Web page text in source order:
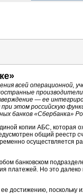
всей операционной,
— ее
этом российскую
банков «Сбербанка»
копии АБС, которая
общий реестр
осуществляется
банковском
платежей. Но это
достижению, поскольку